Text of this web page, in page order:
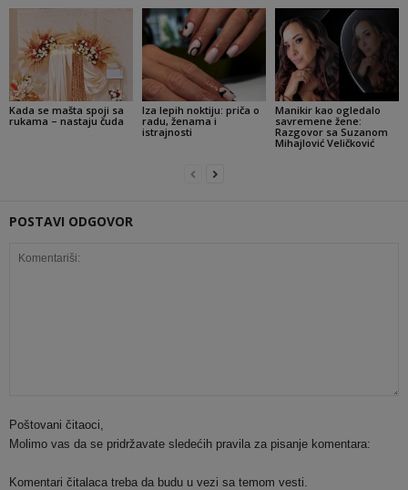
Kada se mašta spoji sa
rukama – nastaju čuda
Iza lepih noktiju: priča o
radu, ženama i
istrajnosti
Manikir kao ogledalo
savremene žene:
Razgovor sa Suzanom
Mihajlović Veličković
POSTAVI ODGOVOR
Poštovani čitaoci,
Molimo vas da se pridržavate sledećih pravila za pisanje komentara:
Komentari čitalaca treba da budu u vezi sa temom vesti.